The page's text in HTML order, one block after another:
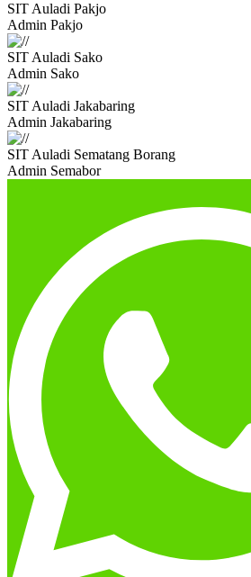
SIT Auladi Pakjo
Admin Pakjo
SIT Auladi Sako
Admin Sako
SIT Auladi Jakabaring
Admin Jakabaring
SIT Auladi Sematang Borang
Admin Semabor